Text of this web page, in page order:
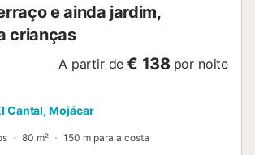
e ainda jardim,
crianças
A partir de € 138 por noite
Cantal, Mojácar
80 m² 150 m para a costa